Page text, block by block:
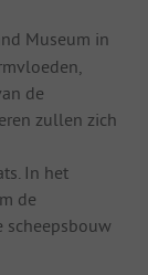
Museum in
de
zullen zich
In het
de
scheepsbouw